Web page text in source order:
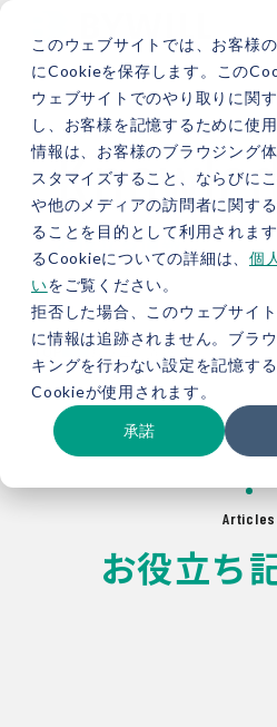
このウェブサイトでは、お客様
にCookieを保存します。この
ウェブサイトでのやり取りに関
し、お客様を記憶するために使
情報は、お客様のブラウジング
スタマイズすること、ならびに
や他のメディアの訪問者に関す
ることを目的として利用されま
るCookieについての詳細は、 個
いをご覧ください。
拒否した場合、このウェブサイ
に情報は追跡されません。ブラ
キングを行わない設定を記憶す
Cookieが使用されます。
承諾
お役立ち情報
TOP お役立ち情報
Articles
お役立ち